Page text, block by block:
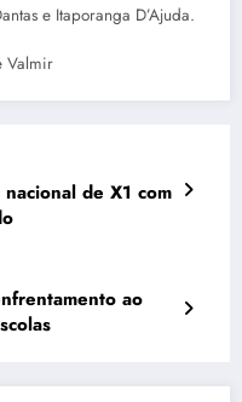
e Itaporanga D’Ajuda.
Valmir
de X1 com
ao